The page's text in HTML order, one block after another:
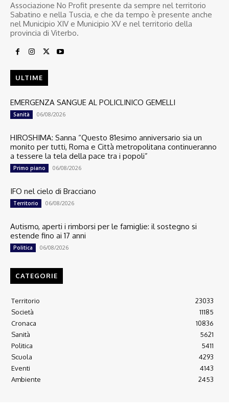
Associazione No Profit presente da sempre nel territorio
Sabatino e nella Tuscia, e che da tempo è presente anche
nel Municipio XIV e Municipio XV e nel territorio della
provincia di Viterbo.
ULTIME
EMERGENZA SANGUE AL POLICLINICO GEMELLI
Sanità 06/08/2026
HIROSHIMA: Sanna “Questo 81esimo anniversario sia un
monito per tutti, Roma e Città metropolitana continueranno
a tessere la tela della pace tra i popoli”
Primo piano 06/08/2026
IFO nel cielo di Bracciano
Territorio 06/08/2026
Autismo, aperti i rimborsi per le famiglie: il sostegno si
estende fino ai 17 anni
Politica 06/08/2026
CATEGORIE
Territorio
23033
Società
11185
Cronaca
10836
Sanità
5621
Politica
5411
Scuola
4293
Eventi
4143
Ambiente
2453